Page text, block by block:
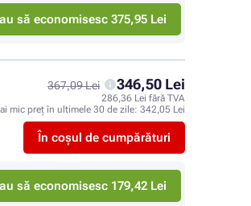
să economisesc 375,95 Lei
367,09 Lei 346,50 Lei
286,36 Lei fără TVA
mic preț în ultimele 30 de zile: 342,05 Lei
În coșul de cumpărături
să economisesc 179,42 Lei